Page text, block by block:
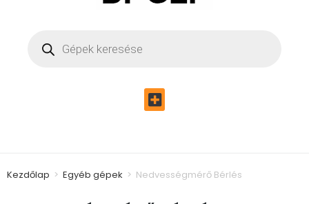
Kezdőlap > Egyéb gépek > Nedvességmérő Bérlés